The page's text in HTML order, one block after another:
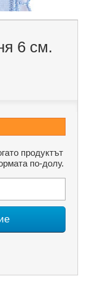
6 см.
продуктът
по-долу.